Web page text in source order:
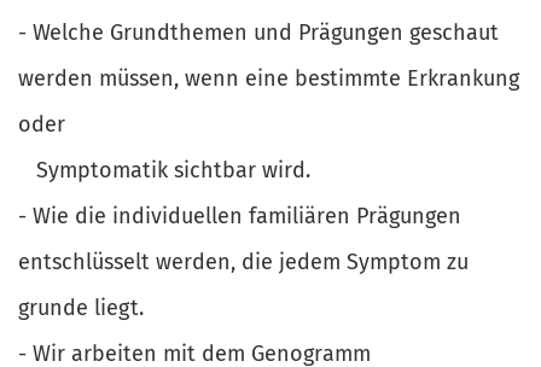
- Welche Grundthemen und Prägungen geschaut
werden müssen, wenn eine bestimmte Erkrankung
oder
Symptomatik sichtbar wird.
- Wie die individuellen familiären Prägungen
entschlüsselt werden, die jedem Symptom zu
grunde liegt.
- Wir arbeiten mit dem Genogramm